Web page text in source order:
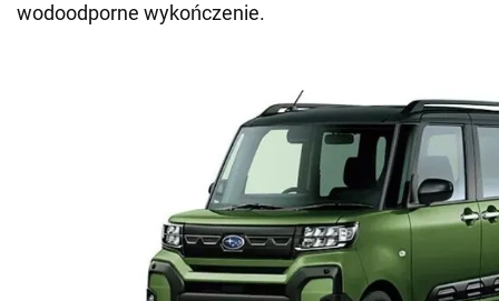
wodoodporne wykończenie.